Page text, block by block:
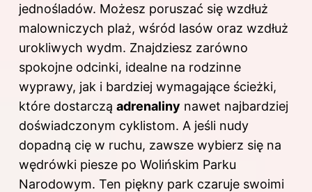
jednośladów. Możesz poruszać się wzdłuż
malowniczych plaż, wśród lasów oraz wzdłuż
urokliwych wydm. Znajdziesz zarówno
spokojne odcinki, idealne na rodzinne
wyprawy, jak i bardziej wymagające ścieżki,
które dostarczą adrenaliny nawet najbardziej
doświadczonym cyklistom. A jeśli nudy
dopadną cię w ruchu, zawsze wybierz się na
wędrówki piesze po Wolińskim Parku
Narodowym. Ten piękny park czaruje swoimi